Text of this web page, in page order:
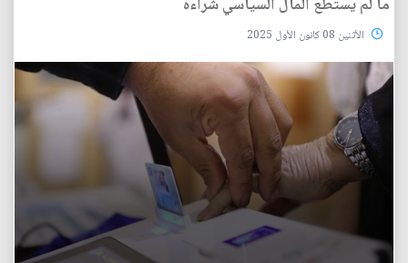
ما لم يستطع المال السياسي شراءه
الأثنين 08 كانون الأول 2025